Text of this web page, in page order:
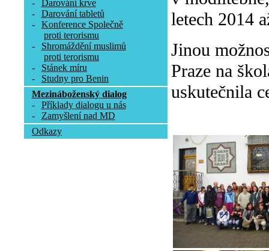
-
Darování krve
-
Darování tabletů
-
Konference Společně
proti terorismu
-
Shromáždění muslimů
proti terorismu
-
Stánek míru
-
Studny pro Benin
Mezináboženský dialog
-
Příklady dialogu u nás
-
Zamyšlení nad MD
Odkazy
letech 2014
Jinou
Praze na
uskutečnila